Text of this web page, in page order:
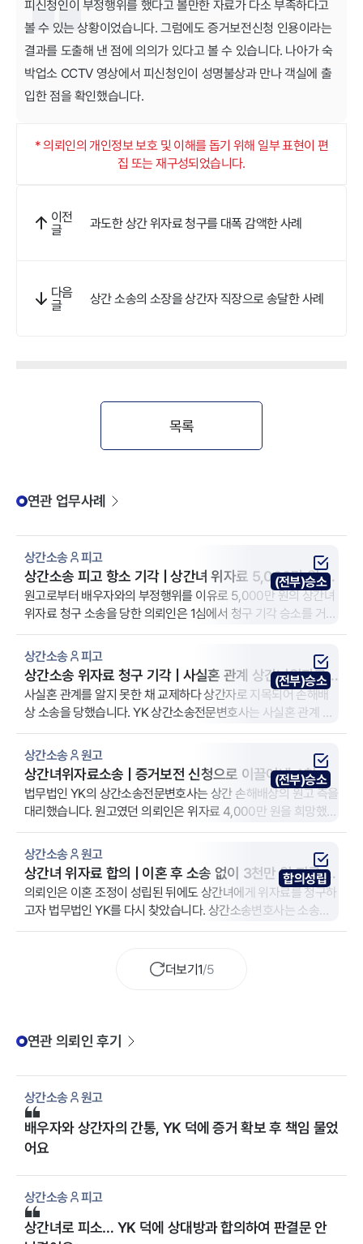
피신청인이 부정행위를 했다고 볼만한 자료가 다소 부족하다고
볼 수 있는 상황이었습니다. 그럼에도 증거보전신청 인용이라는
결과를 도출해 낸 점에 의의가 있다고 볼 수 있습니다. 나아가 숙
박업소 CCTV 영상에서 피신청인이 성명불상과 만나 객실에 출
입한 점을 확인했습니다.
* 의뢰인의 개인정보 보호 및 이해를 돕기 위해 일부 표현이 편
집 또는 재구성되었습니다.
이전
글 과도한 상간 위자료 청구를 대폭 감액한 사례
다음
글 상간 소송의 소장을 상간자 직장으로 송달한 사례
목록
연관 업무사례
상간소송 피고
상간소송 피고 항소 기각 | 상간녀 위자료 5,000만 원 청
구 방어 사례
원고로부터 배우자와의 부정행위를 이유로 5,000만 원의 상간녀
위자료 청구 소송을 당한 의뢰인은 1심에서 청구 기각 승소를 거뒀
습니다. 원고가 항소를 제기하자 YK 상간소송전문변호사는 증거
부족과 법리적 반박으로 항소를 기각하고 1심 판결을 확정했습니
다.
(전부)승소
상간소송 피고
상간소송 위자료 청구 기각 | 사실혼 관계 상간녀위자료
전부 기각 사례
사실혼 관계를 알지 못한 채 교제하다 상간자로 지목되어 손해배
상 소송을 당했습니다. YK 상간소송전문변호사는 사실혼 관계 인
지 여부와 고의·과실 입증 부족을 중심으로 방어하여, 원고의 상간
소송 위자료 청구가 전부 기각되었습니다.
(전부)승소
상간소송 원고
상간녀위자료소송 | 증거보전 신청으로 이끌어낸 4천만
원 전액 인용 사례
법무법인 YK의 상간소송전문변호사는 상간 손해배상의 원고 측을
대리했습니다. 원고였던 의뢰인은 위자료 4,000만 원을 희망했고
전액 인정되었습니다.
(전부)승소
상간소송 원고
상간녀 위자료 합의 | 이혼 후 소송 없이 3천만 원 지급 받
은 사례
의뢰인은 이혼 조정이 성립된 뒤에도 상간녀에게 위자료를 청구하
고자 법무법인 YK를 다시 찾았습니다. 상간소송변호사는 소송보
다 배상 확보에 초점을 맞춰 신속히 협상 전략을 설계했고, 판결 없
합의성립
더보기1/5
연관 의뢰인 후기
상간소송 원고
배우자와 상간자의 간통, YK 덕에 증거 확보 후 책임 물었
어요
상간소송 피고
상간녀로 피소… YK 덕에 상대방과 합의하여 판결문 안